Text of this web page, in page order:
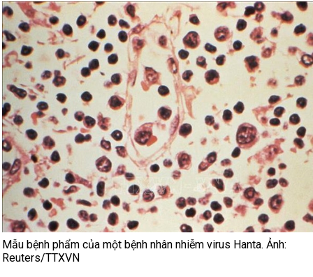
Mẫu bệnh phẩm của một bệnh nhân nhiễm virus Hanta. Ảnh:
Reuters/TTXVN